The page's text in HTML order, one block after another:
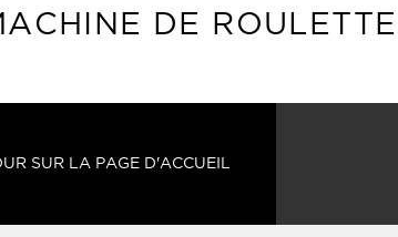
DE
SUR LA PAGE D'ACCUEIL